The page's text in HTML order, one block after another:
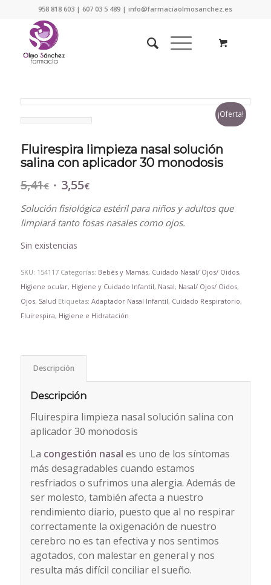
958 818 603 | 607 03 5 489 | info@farmaciaolmosanchez.es
¡Oferta!
Fluirespira limpieza nasal solución
salina con aplicador 30 monodosis
5,41€ El
original
era:
5,41€.
3,55€El
actual
es:
Solución fisiológica estéril para niños y adultos que
limpiará tanto fosas nasales como ojos.
Sin existencias
SKU: 154117 Categorías: Bebés y Mamás, Cuidado Nasal/ Ojos/ Oidos,
Higiene ocular, Higiene y Cuidado Infantil, Nasal, Nasal/ Ojos/ Oidos,
Ojos, Salud Etiquetas: Adaptador Nasal Infantil, Cuidado Respiratorio,
Fluirespira, Higiene e Hidratación
Descripción
Descripción
Fluirespira limpieza nasal solución salina con
aplicador 30 monodosis
La congestión nasal es uno de los síntomas
más desagradables cuando estamos
resfriados o sufrimos una alergia. Además de
ser molesto, también afecta a nuestro
rendimiento diario, puesto que al no respirar
correctamente la oxigenación de nuestro
cerebro no es tan efectiva y nos sentimos
agotados, con malestar en general y nos
resulta más difícil conciliar el sueño.